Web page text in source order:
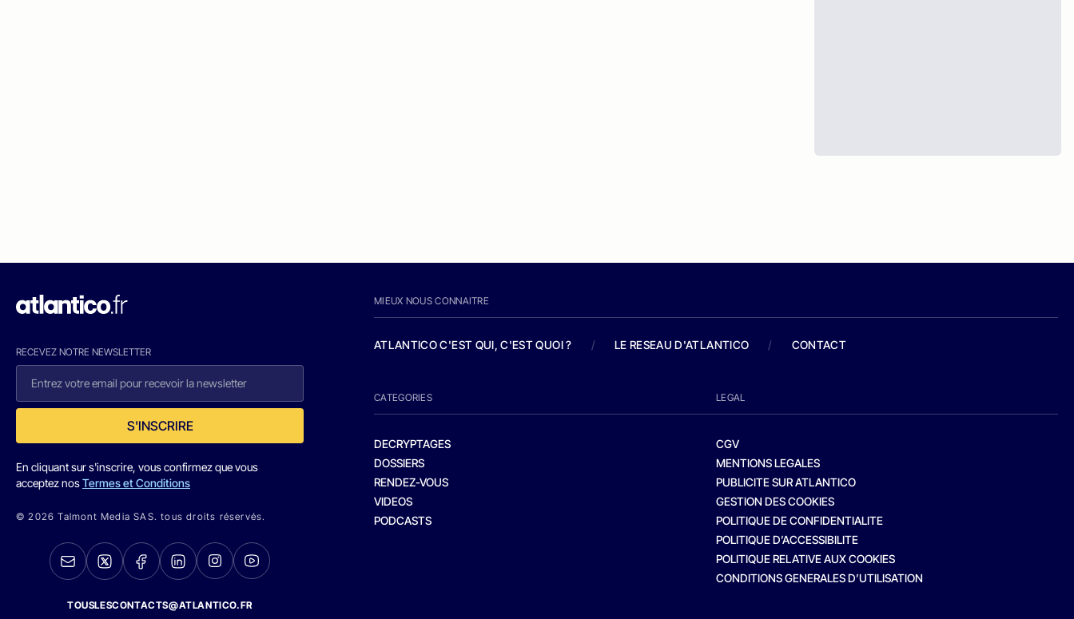
RECEVEZ NOTRE NEWSLETTER
S'INSCRIRE
En cliquant sur s'inscrire, vous confirmez que vous
acceptez nosTermes et Conditions
© 2026 Talmont Media SAS. tous droits réservés.
TOUSLESCONTACTS@ATLANTICO.FR
MIEUX NOUS CONNAITRE
ATLANTICO C'EST QUI, C'EST QUOI ? / LE RESEAU D'ATLANTICO / CONTACT
CATEGORIES
DECRYPTAGES
DOSSIERS
RENDEZ-VOUS
VIDEOS
PODCASTS
LEGAL
CGV
MENTIONS LEGALES
PUBLICITE SUR ATLANTICO
GESTION DES COOKIES
POLITIQUE DE CONFIDENTIALITE
POLITIQUE D’ACCESSIBILITE
POLITIQUE RELATIVE AUX COOKIES
CONDITIONS GENERALES D’UTILISATION